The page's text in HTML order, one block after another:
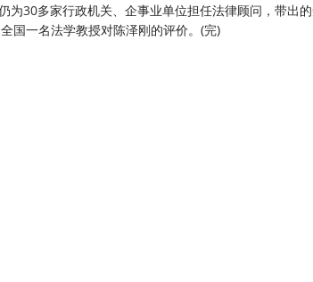
为30多家行政机关、企事业单位担任法律顾问，带出
国一名法学教授对陈泽刚的评价。(完)